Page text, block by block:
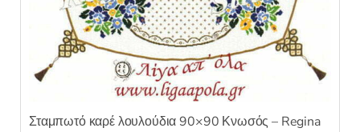
Σταμπωτό καρέ λουλούδια 90×90 Κνωσός – Regina